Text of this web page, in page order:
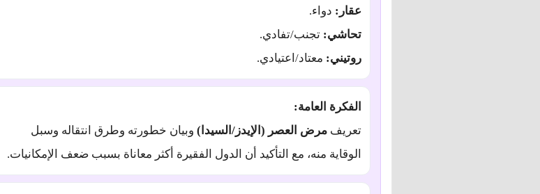
عقار: دواء.
تحاشي: تجنب/تفادي.
روتيني: معتاد/اعتيادي.
الفكرة العامة:
تعريف مرض العصر (الإيدز/السيدا) وبيان خطورته وطرق انتقاله وسبل
الوقاية منه، مع التأكيد أن الدول الفقيرة أكثر معاناة بسبب ضعف الإمكانيات.